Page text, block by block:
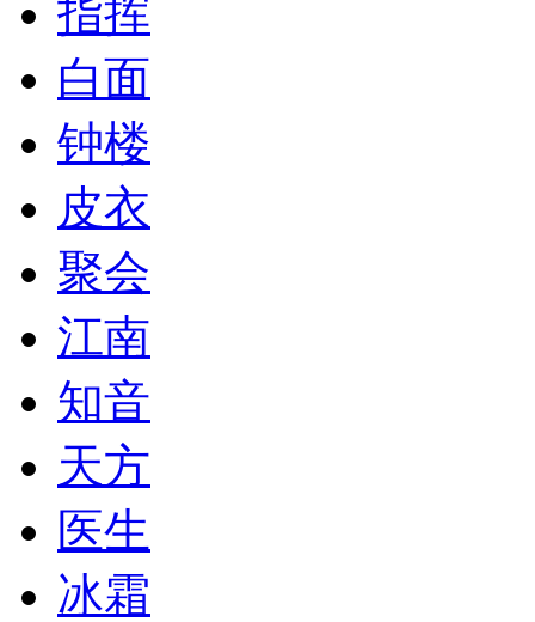
指挥
白面
钟楼
皮衣
聚会
江南
知音
天方
医生
冰霜